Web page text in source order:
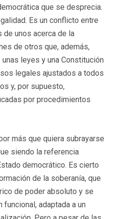
que se desprecia.
Es un conflicto entre
unos acerca de la
de otros que, además,
leyes y una Constitución
legales ajustados a todos
y, por supuesto,
por procedimientos
más que quiera subrayarse
siendo la referencia
democrático. Es cierto
de la soberanía, que
de poder absoluto y se
adaptada a un